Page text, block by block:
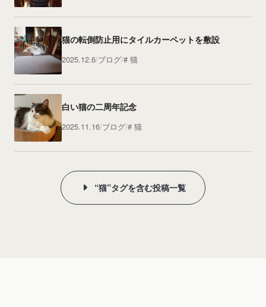
猫の転倒防止用にタイルカーペットを敷設
2025.12.6 ブログ 猫
白い猫の二周年記念
2025.11.16 ブログ 猫
“猫”タグを含む投稿一覧